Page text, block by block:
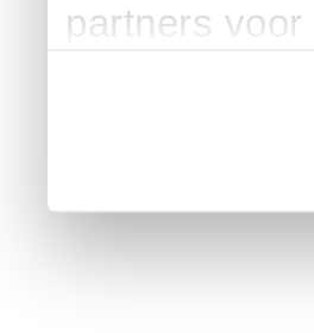
partners